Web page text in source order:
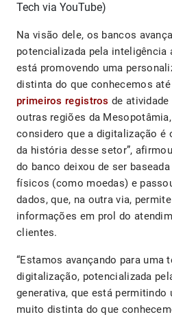
Tech via YouTube)
Na visão dele, os bancos
potencializada pela inteligência
está promovendo uma
distinta do que conhecemos até
primeiros registros de
outras regiões da
considero que a digitalização é
da história desse setor”,
do banco deixou de ser
físicos (como moedas) e
dados, que, na outra via,
informações em prol do
clientes.
“Estamos avançando para uma
digitalização, potencializada
generativa, que está permitindo
muito distinta do que